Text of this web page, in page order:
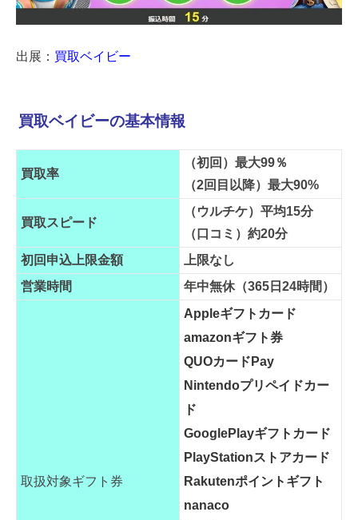
出展： 買取ベイビー
買取ベイビーの基本情報
買取率
（初回）最大99％
（2回目以降）最大90%
買取スピード
（ウルチケ）平均15分
（口コミ）約20分
初回申込上限金額
上限なし
営業時間
年中無休（365日24時間）
取扱対象ギフト券
Appleギフトカード
amazonギフト券
QUOカードPay
Nintendoプリペイドカー
ド
GooglePlayギフトカード
PlayStationストアカード
Rakutenポイントギフト
nanaco